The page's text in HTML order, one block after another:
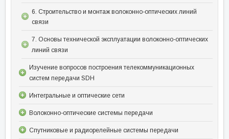
6. Строительство и монтаж волоконно-оптических линий
связи
7. Основы технической эксплуатации волоконно-оптических
линий связи
Изучение вопросов построения телекоммуникационных
систем передачи SDH
Интегральные и оптические сети
Волоконно-оптические системы передачи
Спутниковые и радиорелейные системы передачи